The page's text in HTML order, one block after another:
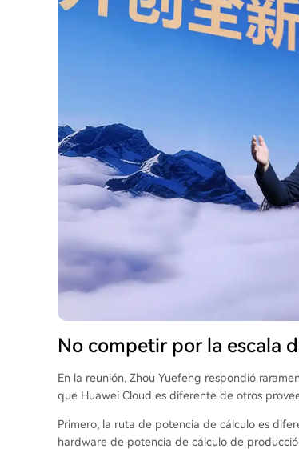
No competir por la escala
En la reunión, Zhou Yuefeng respondió
que Huawei Cloud es diferente de otros
Primero, la ruta de potencia de cálculo es
hardware de potencia de cálculo de